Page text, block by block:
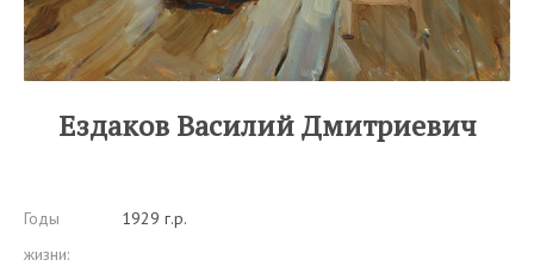
Ездаков Василий Дмитриевич
Годы
жизни:
1929 г.р.